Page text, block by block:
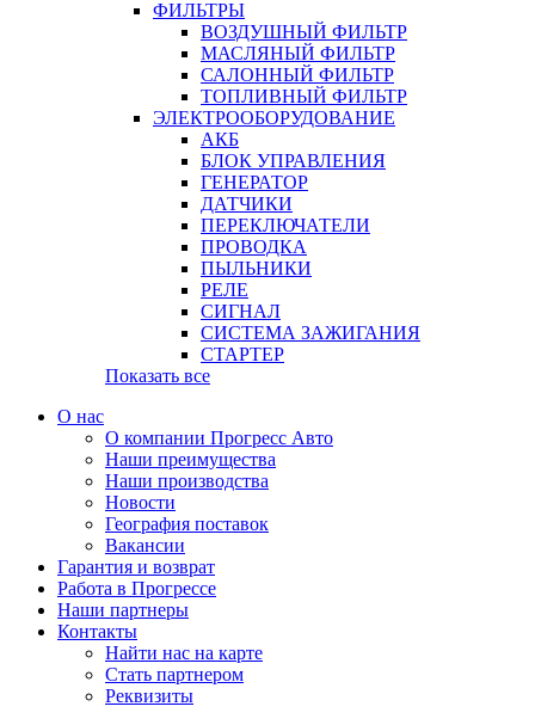
ФИЛЬТРЫ
ВОЗДУШНЫЙ ФИЛЬТР
МАСЛЯНЫЙ ФИЛЬТР
САЛОННЫЙ ФИЛЬТР
ТОПЛИВНЫЙ ФИЛЬТР
ЭЛЕКТРООБОРУДОВАНИЕ
АКБ
БЛОК УПРАВЛЕНИЯ
ГЕНЕРАТОР
ДАТЧИКИ
ПЕРЕКЛЮЧАТЕЛИ
ПРОВОДКА
ПЫЛЬНИКИ
РЕЛЕ
СИГНАЛ
СИСТЕМА ЗАЖИГАНИЯ
СТАРТЕР
Показать все
О нас
О компании Прогресс Авто
Наши преимущества
Наши производства
Новости
География поставок
Вакансии
Гарантия и возврат
Работа в Прогрессе
Наши партнеры
Контакты
Найти нас на карте
Cтать партнером
Реквизиты